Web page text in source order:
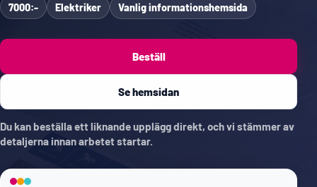
7000:- Elektriker Vanlig informationshemsida
Beställ
Se hemsidan
Du kan beställa ett liknande upplägg direkt, och vi stämmer av
detaljerna innan arbetet startar.